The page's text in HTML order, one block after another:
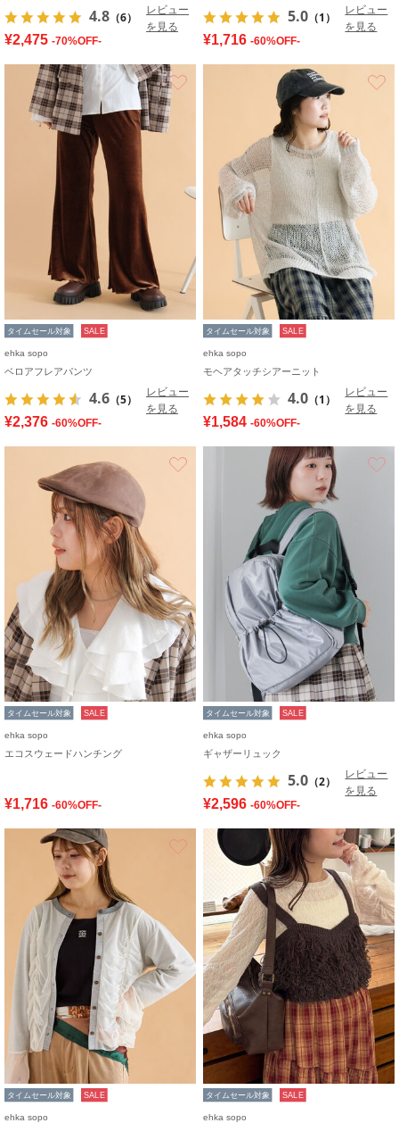
4.8 （6）
レビュー
を見る
¥2,475 -70%OFF-
5.0 （1）
レビュー
を見る
¥1,716 -60%OFF-
タイムセール対象 SALE
ehka sopo
ベロアフレアパンツ
4.6 （5）
レビュー
を見る
¥2,376 -60%OFF-
タイムセール対象 SALE
ehka sopo
モヘアタッチシアーニット
4.0 （1）
レビュー
を見る
¥1,584 -60%OFF-
タイムセール対象 SALE
ehka sopo
エコスウェードハンチング
¥1,716 -60%OFF-
タイムセール対象 SALE
ehka sopo
ギャザーリュック
5.0 （2）
レビュー
を見る
¥2,596 -60%OFF-
お気に入り
タイムセール対象 SALE
ehka sopo
タイムセール対象 SALE
ehka sopo